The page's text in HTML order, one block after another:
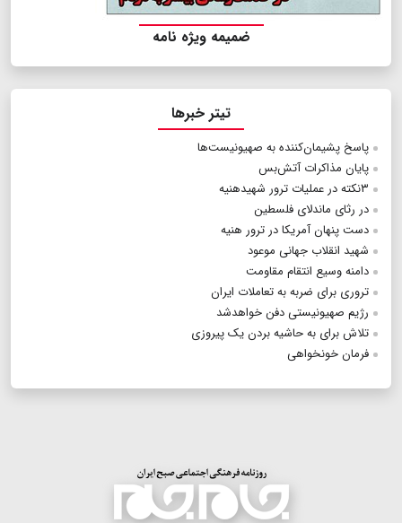
ضمیمه ویژه نامه
تیتر خبرها
پاسخ پشیمان‌کننده به صهیونیست‌ها
پایان مذاکرات آتش‌بس
۳نکته در عملیات ترور شهیدهنیه
در رثای ماندلای فلسطین
دست پنهان آمریکا در ترور هنیه
شهید انقلاب جهانی موعود
دامنه وسیع انتقام مقاومت
تروری برای ضربه به تعاملات ایران
رژیم صهیونیستی دفن خواهدشد
تلاش برای به حاشیه بردن یک پیروزی
فرمان خونخواهی